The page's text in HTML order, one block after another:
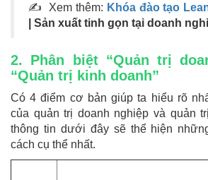
✍ Xem thêm: Khóa đào tạo
| Sản xuất tinh gọn tại doanh
2. Phân biệt “Quản trị
“Quản trị kinh doanh”
Có 4 điểm cơ bản giúp ta hiểu rõ
của quản trị doanh nghiệp và quản
thông tin dưới đây sẽ thể hiện
cách cụ thể nhất.